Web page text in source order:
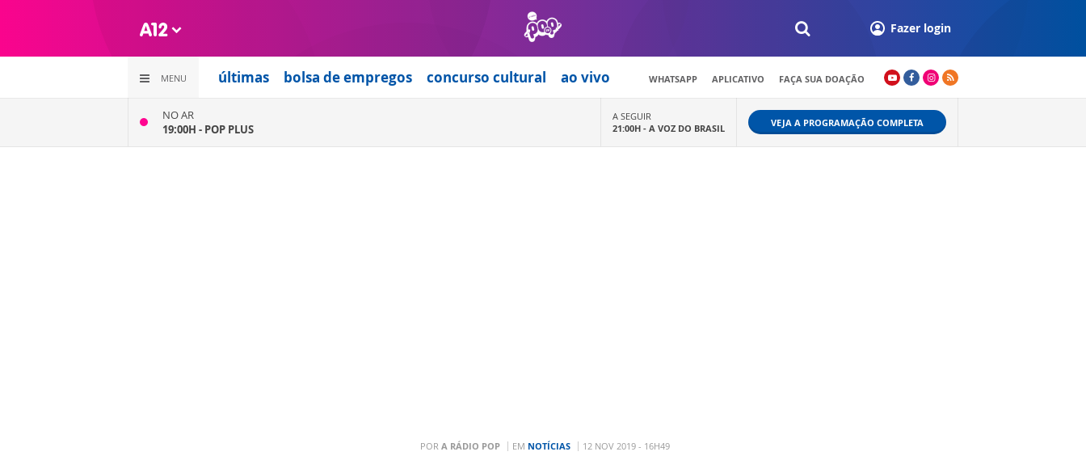
Fazer login
MENU últimas bolsa de empregos concurso cultural ao vivo WHATSAPP APLICATIVO FAÇA SUA DOAÇÃO
NO AR
19:00H - POP PLUS
A SEGUIR
21:00H - A VOZ DO BRASIL VEJA A PROGRAMAÇÃO COMPLETA
POR A RÁDIO POP EM NOTÍCIAS 12 NOV 2019 - 16H49